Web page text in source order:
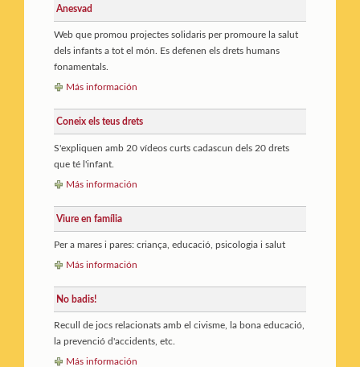
Anesvad
Web que promou projectes solidaris per promoure la salut
dels infants a tot el món. Es defenen els drets humans
fonamentals.
Más información
Coneix els teus drets
S'expliquen amb 20 vídeos curts cadascun dels 20 drets
que té l'infant.
Más información
Viure en família
Per a mares i pares: criança, educació, psicologia i salut
Más información
No badis!
Recull de jocs relacionats amb el civisme, la bona educació,
la prevenció d'accidents, etc.
Más información